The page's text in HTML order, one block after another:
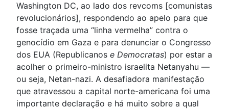
Washington DC, ao lado dos revcoms [comunistas
revolucionários], respondendo ao apelo para que
fosse traçada uma “linha vermelha” contra o
genocídio em Gaza e para denunciar o Congresso
dos EUA (Republicanos e Democratas) por estar a
acolher o primeiro-ministro israelita Netanyahu —
ou seja, Netan-nazi. A desafiadora manifestação
que atravessou a capital norte-americana foi uma
importante declaração e há muito sobre a qual